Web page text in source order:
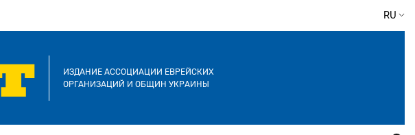
RU
ИЗДАНИЕ АССОЦИАЦИИ ЕВРЕЙСКИХ
ОРГАНИЗАЦИЙ И ОБЩИН УКРАИНЫ